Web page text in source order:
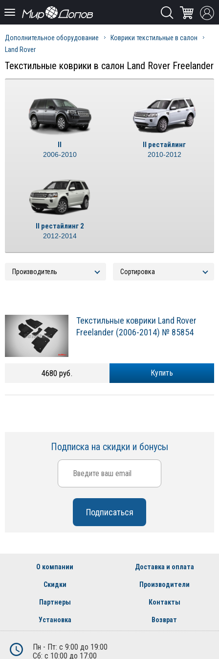
Дополнительное оборудование
Коврики текстильные в салон
Land Rover
Текстильные коврики в салон Land Rover Freelander
II
2006-2010
II рестайлинг
2010-2012
II рестайлинг 2
2012-2014
Текстильные коврики Land Rover
Freelander (2006-2014) № 85854
Купить
4680 руб.
Подписка на скидки и бонусы
О компании Доставка и оплата
Скидки Производители
Партнеры Контакты
Установка Возврат
Пн - Пт: с 9:00 до 19:00
Сб: с 10:00 до 17:00